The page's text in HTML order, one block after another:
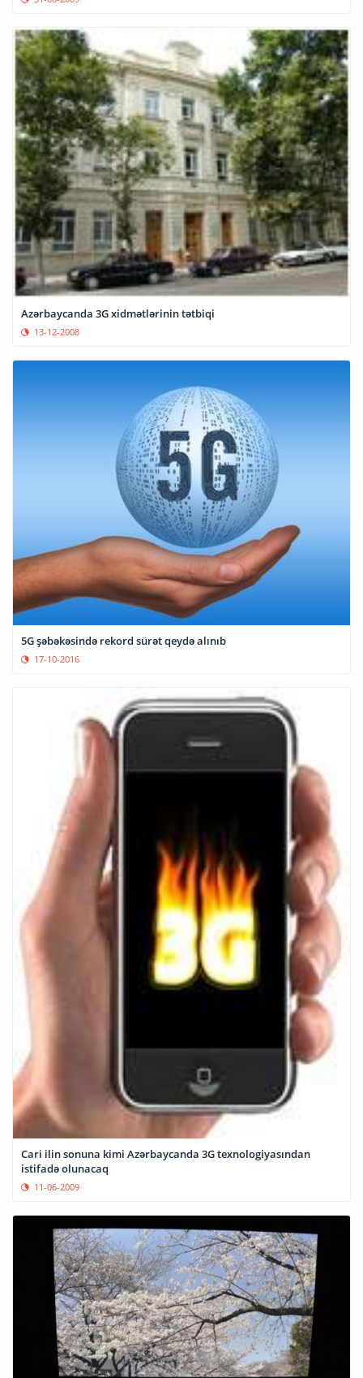
Azərbaycanda 3G xidmətlərinin tətbiqi
13-12-2008
5G şəbəkəsində rekord sürət qeydə alınıb
17-10-2016
Cari ilin sonuna kimi Azərbaycanda 3G texnologiyasından
istifadə olunacaq
11-06-2009